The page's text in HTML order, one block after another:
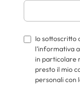
Io sottoscritto
l’informativa
in particolare
presto il mio
personali con